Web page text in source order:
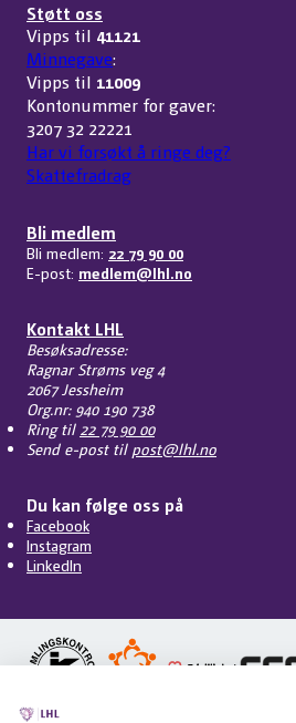
Støtt oss
Vipps til 41121
Minnegave:
Vipps til 11009
Kontonummer for gaver:
3207 32 22221
Har vi forsøkt å ringe deg?
Skattefradrag
Bli medlem
Bli medlem: 22 79 90 00
E-post: medlem@lhl.no
Kontakt LHL
Besøksadresse:
Ragnar Strøms veg 4
2067 Jessheim
Org.nr: 940 190 738
Ring til 22 79 90 00
Send e-post til post@lhl.no
Du kan følge oss på
Facebook
Instagram
LinkedIn